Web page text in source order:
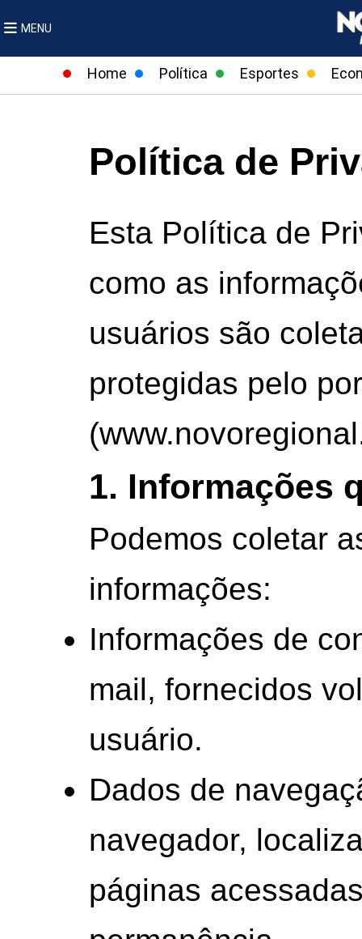
MENU
Home Política Esportes
Política de
Esta Política de
como as
usuários são
protegidas pelo
1. Informações
Podemos coletar
informações:
Informações de
mail, fornecidos
usuário.
Dados de
navegador,
páginas